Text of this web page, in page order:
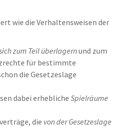
wie die Verhaltensweisen der
zum Teil überlagernund zum
für bestimmte
die Gesetzeslage
dabei erhebliche Spielräume
die von der Gesetzeslage